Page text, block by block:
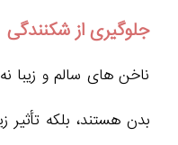
جلوگیری از شکنندگی
ناخن های سالم و زیبا
بدن هستند، بلکه تأثیر